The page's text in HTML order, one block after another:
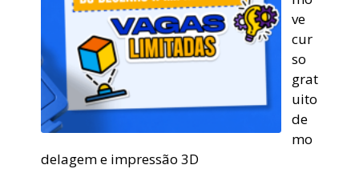
ve
cur
so
grat
uito
de
mo
delagem e impressão 3D